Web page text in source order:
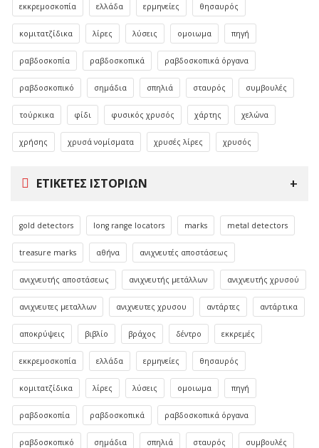
εκκρεμοσκοπία ελλάδα ερμηνείες θησαυρός
κομιτατζίδικα λίρες λύσεις ομοιωμα πηγή
ραβδοσκοπία ραβδοσκοπικά ραβδοσκοπικά όργανα
ραβδοσκοπικό σημάδια σπηλιά σταυρός συμβουλές
τούρκικα φίδι φυσικός χρυσός χάρτης χελώνα
χρήσης χρυσά νομίσματα χρυσές λίρες χρυσός
ΕΤΙΚΈΤΕΣ ΙΣΤΟΡΙΏΝ
gold detectors long range locators marks metal detectors
treasure marks αθήνα ανιχνευτές αποστάσεως
ανιχνευτής αποστάσεως ανιχνευτής μετάλλων ανιχνευτής χρυσού
ανιχνευτες μεταλλων ανιχνευτες χρυσου αντάρτες αντάρτικα
αποκρύψεις βιβλίο βράχος δέντρο εκκρεμές
εκκρεμοσκοπία ελλάδα ερμηνείες θησαυρός
κομιτατζίδικα λίρες λύσεις ομοιωμα πηγή
ραβδοσκοπία ραβδοσκοπικά ραβδοσκοπικά όργανα
ραβδοσκοπικό σημάδια σπηλιά σταυρός συμβουλές